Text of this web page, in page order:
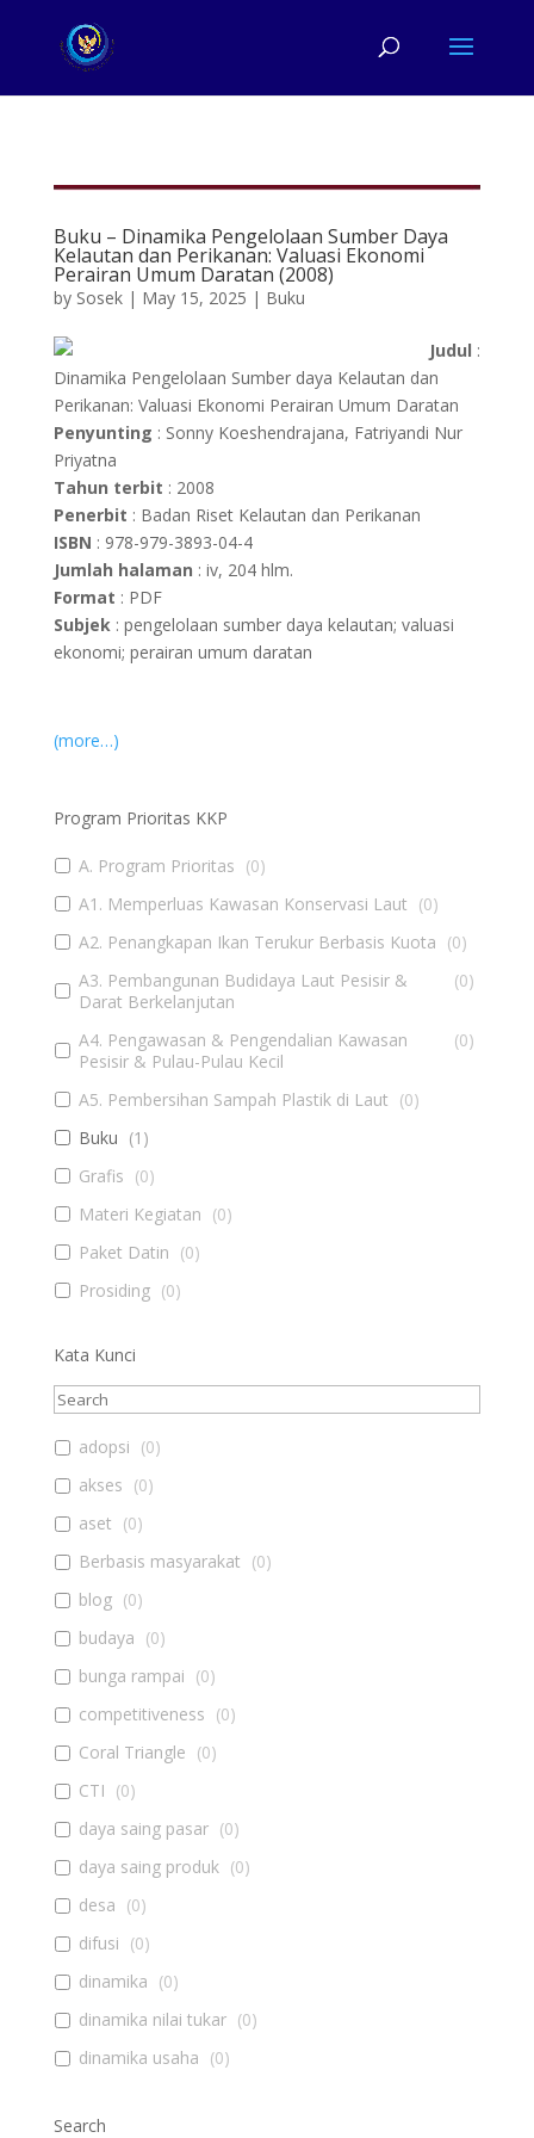
Buku – Dinamika Pengelolaan Sumber Daya
Kelautan dan Perikanan: Valuasi Ekonomi
Perairan Umum Daratan (2008)
by Sosek| May 15, 2025 | Buku
Judul :
Dinamika Pengelolaan Sumber daya Kelautan dan
Perikanan: Valuasi Ekonomi Perairan Umum Daratan
Penyunting : Sonny Koeshendrajana, Fatriyandi Nur
Priyatna
Tahun terbit : 2008
Penerbit : Badan Riset Kelautan dan Perikanan
ISBN : 978-979-3893-04-4
Jumlah halaman : iv, 204 hlm.
Format : PDF
Subjek: pengelolaan sumber daya kelautan; valuasi
ekonomi; perairan umum daratan
(more…)
Program Prioritas KKP
A. Program Prioritas (0)
A1. Memperluas Kawasan Konservasi Laut (0)
A2. Penangkapan Ikan Terukur Berbasis Kuota (0)
A3. Pembangunan Budidaya Laut Pesisir &
Darat Berkelanjutan
(0)
A4. Pengawasan & Pengendalian Kawasan
Pesisir & Pulau-Pulau Kecil
(0)
A5. Pembersihan Sampah Plastik di Laut (0)
Buku (1 )
Grafis (0)
Materi Kegiatan (0)
Paket Datin (0)
Prosiding (0)
Kata Kunci
adopsi (0)
akses (0)
aset (0)
Berbasis masyarakat (0)
blog (0)
budaya (0)
bunga rampai (0)
competitiveness (0)
Coral Triangle (0)
CTI (0)
daya saing pasar (0)
daya saing produk (0)
desa (0)
difusi (0)
dinamika (0)
dinamika nilai tukar (0)
dinamika usaha (0)
Search